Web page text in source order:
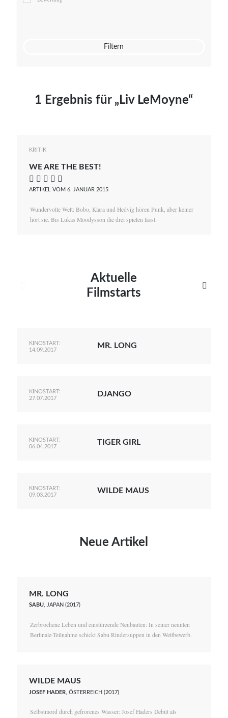
Mato von Vogelstein
Filtern
1 Ergebnis für „Liv LeMoyne“
KRITIK
WE ARE THE BEST!
    
ARTIKEL VOM 6. JANUAR 2015
Wundervolle Welt: Bobo, Klara und Hedvig hören Punk, aber keiner
hört sie. Bis Lukas Moodysson die drei spielen lässt.
Aktuelle
Filmstarts

KINOSTART:
14.09.2017
MR. LONG
KINOSTART:
27.07.2017
DJANGO
KINOSTART:
06.04.2017
TIGER GIRL
KINOSTART:
09.03.2017
WILDE MAUS
Neue Artikel
MR. LONG
SABU, JAPAN (2017)
Zerbrochene Leben und einstürzende Neubauten: In seiner neunten
Berlinale-Teilnahme schickt Sabu Rindersuppen in den Wettbewerb.
WILDE MAUS
JOSEF HADER , ÖSTERREICH (2017)
Selbstmord durch gefrorenes Wasser: Josef Haders Debüt als